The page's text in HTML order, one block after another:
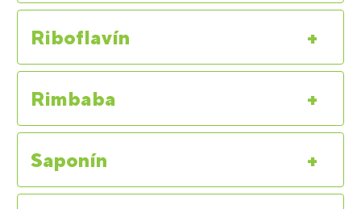
+
Riboflavín
+
Rimbaba
+
Saponín